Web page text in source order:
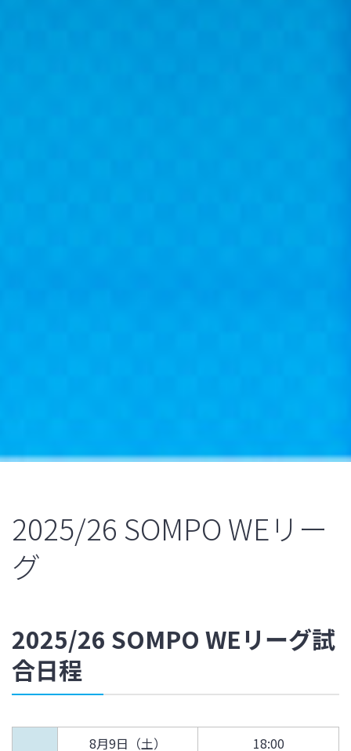
2025/26 SOMPO WEリー
グ
2025/26 SOMPO WEリーグ試
合日程
8月9日（土）
18:00